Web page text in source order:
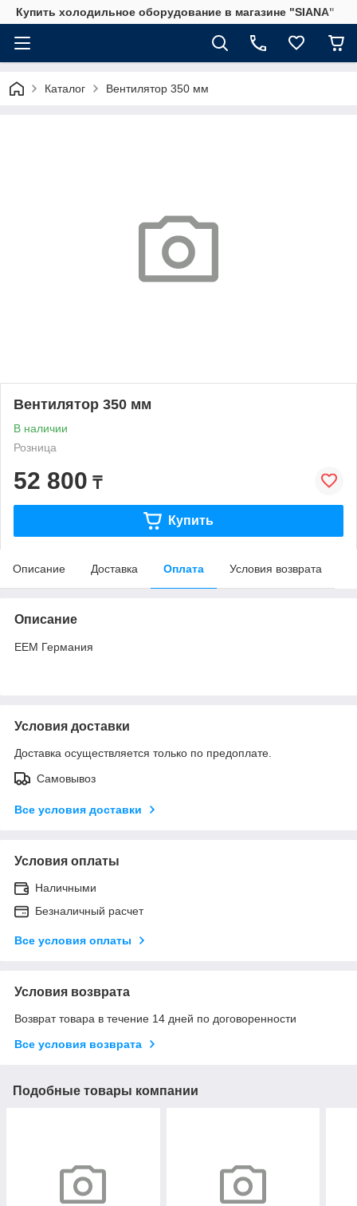
Купить холодильное оборудование в магазине "SIANA"
Каталог Вентилятор 350 мм
Вентилятор 350 мм
В наличии
Розница
52 800 ₸
Купить
Описание Доставка Оплата Условия возврата
Описание
EEM Германия
Условия доставки
Доставка осуществляется только по предоплате.
Самовывоз
Все условия доставки
Условия оплаты
Наличными
Безналичный расчет
Все условия оплаты
Условия возврата
Возврат товара в течение 14 дней по договоренности
Все условия возврата
Подобные товары компании